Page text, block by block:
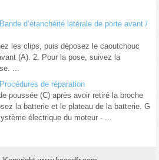
d’étanchéité latérale de porte avant /
les clips, puis déposez le caoutchouc
(A). 2. Pour la pose, suivez la
...
de réparation
poussée (C) après avoir retiré la broche
la batterie et le plateau de la batterie. G
électrique du moteur - ...